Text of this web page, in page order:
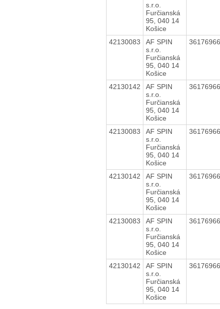
s.r.o.
Furčianská
95, 040 14
Košice
42130083
AF SPIN
s.r.o.
Furčianská
95, 040 14
Košice
42130142
AF SPIN
s.r.o.
Furčianská
95, 040 14
Košice
42130083
AF SPIN
s.r.o.
Furčianská
95, 040 14
Košice
42130142
AF SPIN
s.r.o.
Furčianská
95, 040 14
Košice
42130083
AF SPIN
s.r.o.
Furčianská
95, 040 14
Košice
42130142
AF SPIN
s.r.o.
Furčianská
95, 040 14
Košice